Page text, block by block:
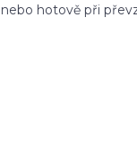
hotově při